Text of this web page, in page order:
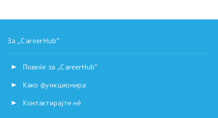
За „CareerHub“
Повеќе за „CareerHub“
Како функционира
Контактирајте нѐ